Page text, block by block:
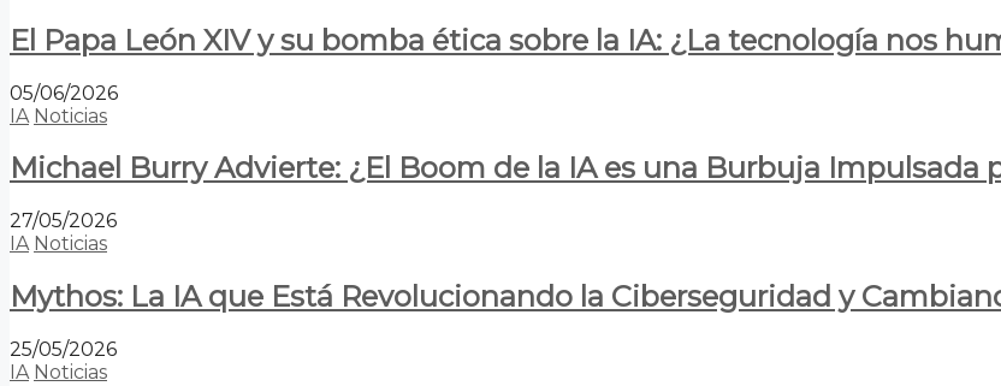
El Papa León XIV y su bomba ética sobre la IA: ¿La tecnología nos
05/06/2026
IA Noticias
Michael Burry Advierte: ¿El Boom de la IA es una Burbuja Impulsada
27/05/2026
IA Noticias
Mythos: La IA que Está Revolucionando la Ciberseguridad y
25/05/2026
IA Noticias